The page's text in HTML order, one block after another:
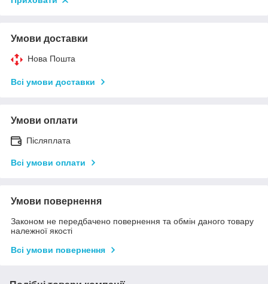
Умови доставки
Нова Пошта
Всі умови доставки
Умови оплати
Післяплата
Всі умови оплати
Умови повернення
Законом не передбачено повернення та обмін даного товару
належної якості
Всі умови повернення